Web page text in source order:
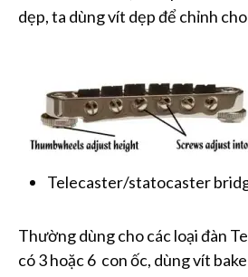
dẹp, ta dùng vít dẹp để chỉnh
Telecaster/statocaster
Thường dùng cho các loại đàn
có 3 hoặc 6 con ốc, dùng vít